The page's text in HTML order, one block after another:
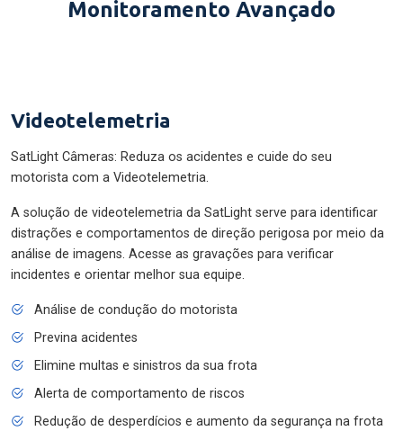
Monitoramento Avançado
Videotelemetria
SatLight Câmeras: Reduza os acidentes e cuide do seu
motorista com a Videotelemetria.
A solução de videotelemetria da SatLight serve para identificar
distrações e comportamentos de direção perigosa por meio da
análise de imagens. Acesse as gravações para verificar
incidentes e orientar melhor sua equipe.
Análise de condução do motorista
Previna acidentes
Elimine multas e sinistros da sua frota
Alerta de comportamento de riscos
Redução de desperdícios e aumento da segurança na frota